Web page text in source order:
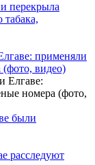
перекрыла
применяли
(фото, видео)
были
расследуют